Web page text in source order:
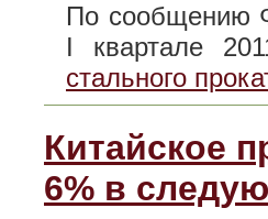
По сообщению
I квартале
стального
Китайское
6% в